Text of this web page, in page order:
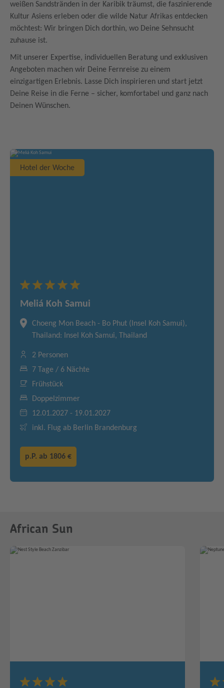
weißen Sandstränden in der Karibik träumst, die faszinierende
Kultur Asiens erleben oder die wilde Natur Afrikas entdecken
möchtest: Wir bringen Dich dorthin, wo Deine Sehnsucht
zuhause ist.
Mit unserer Expertise, individuellen Beratung und exklusiven
Angeboten machen wir Deine Fernreise zu einem
einzigartigen Erlebnis. Lasse Dich inspirieren und start jetzt
Deine Reise in die Ferne – sicher, komfortabel und ganz nach
Deinen Wünschen.
Hotel der Woche
Meliá Koh Samui
Choeng Mon Beach - Bo Phut (Insel Koh Samui),
Thailand: Insel Koh Samui, Thailand
2 Personen
7 Tage / 6 Nächte
Frühstück
Doppelzimmer
12.01.2027 - 19.01.2027
inkl. Flug ab Berlin Brandenburg
p.P. ab 1806 €
African Sun